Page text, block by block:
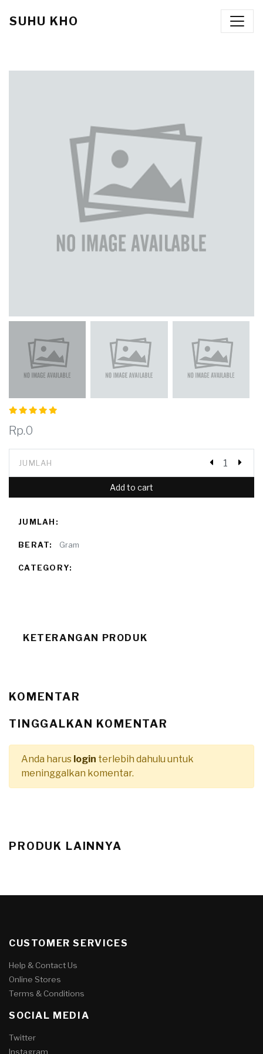
SUHU KHO
Rp.0
JUMLAH
Add to cart
JUMLAH:
BERAT: Gram
CATEGORY:
KETERANGAN PRODUK
KOMENTAR
TINGGALKAN KOMENTAR
Anda harus login terlebih dahulu untuk
meninggalkan komentar.
PRODUK LAINNYA
CUSTOMER SERVICES
Help & Contact Us
Online Stores
Terms & Conditions
SOCIAL MEDIA
Twitter
Instagram